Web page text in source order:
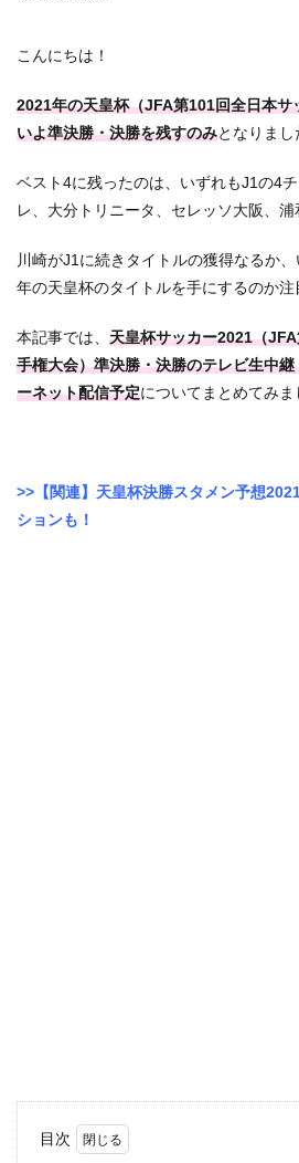
こんにちは！
2021年の天皇杯（JFA第101回全日本サ
いよ準決勝・決勝を残すのみとなりまし
ベスト4に残ったのは、いずれもJ1の4
レ、大分トリニータ、セレッソ大阪、浦
川崎がJ1に続きタイトルの獲得なるか
年の天皇杯のタイトルを手にするのか
本記事では、 天皇杯サッカー2021（
手権大会）準決勝・決勝のテレビ生中
ーネット配信予定についてまとめてみ
>>【関連】天皇杯決勝スタメン予想
ションも！
目次